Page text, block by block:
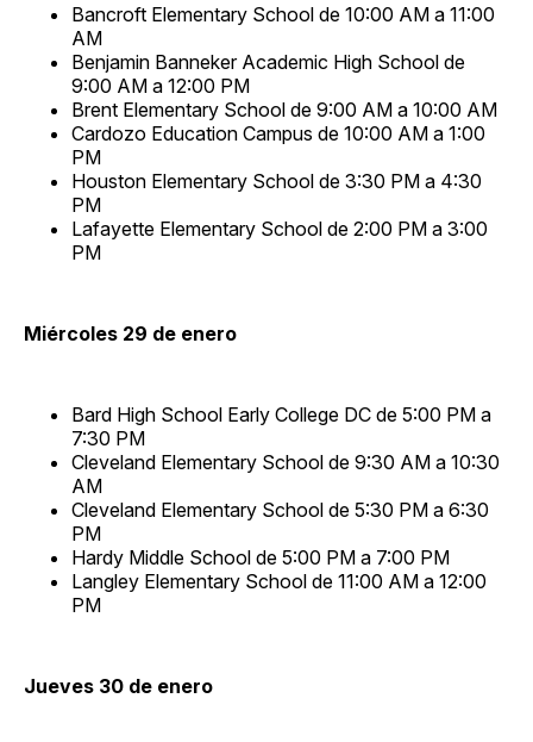
Bancroft Elementary School de 10:00 AM a 11:00
AM
Benjamin Banneker Academic High School de
9:00 AM a 12:00 PM
Brent Elementary School de 9:00 AM a 10:00 AM
Cardozo Education Campus de 10:00 AM a 1:00
PM
Houston Elementary School de 3:30 PM a 4:30
PM
Lafayette Elementary School de 2:00 PM a 3:00
PM
Miércoles 29 de enero
Bard High School Early College DC de 5:00 PM a
7:30 PM
Cleveland Elementary School de 9:30 AM a 10:30
AM
Cleveland Elementary School de 5:30 PM a 6:30
PM
Hardy Middle School de 5:00 PM a 7:00 PM
Langley Elementary School de 11:00 AM a 12:00
PM
Jueves 30 de enero